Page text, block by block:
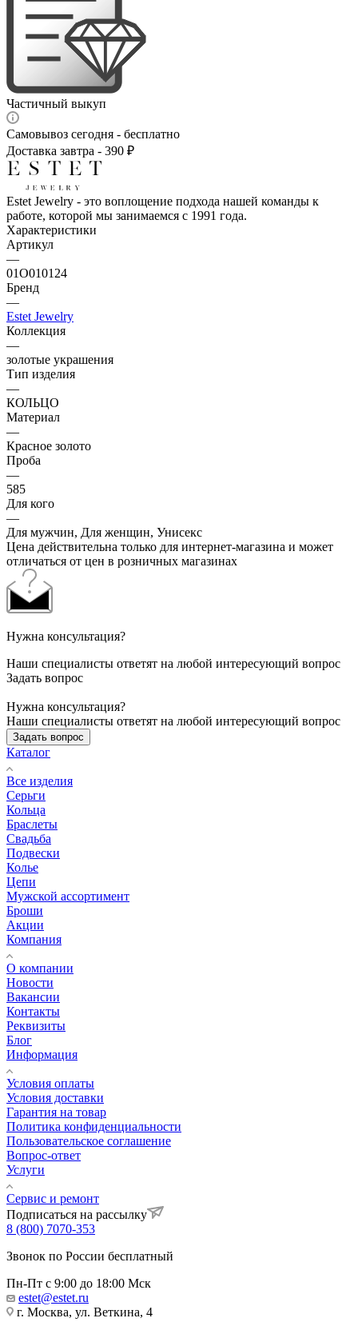
Частичный выкуп
Самовывоз сегодня - бесплатно
Доставка завтра - 390 ₽
Estet Jewelry - это воплощение подхода нашей команды к
работе, которой мы занимаемся с 1991 года.
Характеристики
Артикул
—
01О010124
Бренд
—
Estet Jewelry
Коллекция
—
золотые украшения
Тип изделия
—
КОЛЬЦО
Материал
—
Красное золото
Проба
—
585
Для кого
—
Для мужчин, Для женщин, Унисекс
Цена действительна только для интернет-магазина и может
отличаться от цен в розничных магазинах
Нужна консультация?
Наши специалисты ответят на любой интересующий вопрос
Задать вопрос
Нужна консультация?
Наши специалисты ответят на любой интересующий вопрос
Задать вопрос
Каталог
Все изделия
Серьги
Кольца
Браслеты
Свадьба
Подвески
Колье
Цепи
Мужской ассортимент
Броши
Акции
Компания
О компании
Новости
Вакансии
Контакты
Реквизиты
Блог
Информация
Условия оплаты
Условия доставки
Гарантия на товар
Политика конфиденциальности
Пользовательское соглашение
Вопрос-ответ
Услуги
Сервис и ремонт
Подписаться на рассылку
8 (800) 7070-353
Звонок по России бесплатный
Пн-Пт с 9:00 до 18:00 Мск
estet@estet.ru
г. Москва, ул. Веткина, 4